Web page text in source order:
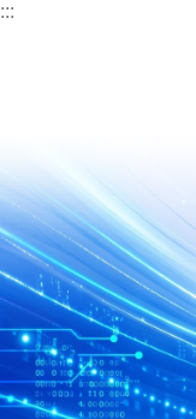
跳到主要內容區塊
:::